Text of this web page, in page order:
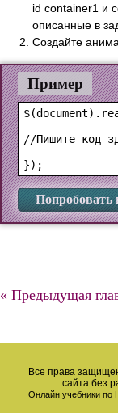
id container1 и
описанные в
Создайте
Пример
//Пишите код
Попробовать
« Предыдущая
Все права
сайта без
Онлайн учебники по